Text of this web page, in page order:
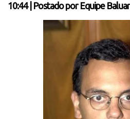
10:44| Postado por Equipe